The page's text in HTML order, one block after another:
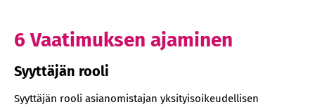
6 Vaatimuksen ajaminen
Syyttäjän rooli
Syyttäjän rooli asianomistajan yksityisoikeudellisen